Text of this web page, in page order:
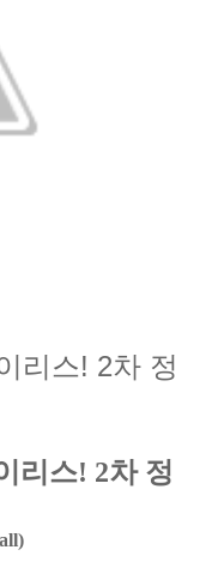
리스! 2차 정
리스! 2차 정